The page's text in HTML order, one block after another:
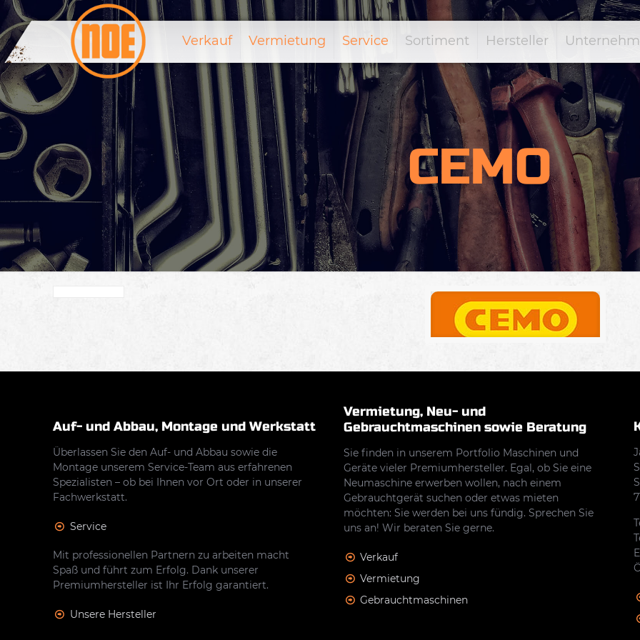
Verkauf Vermietung Service Sortiment Hersteller
CEMO
Auf- und Abbau, Montage und Werkstatt
Überlassen Sie den Auf- und Abbau sowie die
Montage unserem Service-Team aus erfahrenen
Spezialisten – ob bei Ihnen vor Ort oder in unserer
Fachwerkstatt.
Service
Mit professionellen Partnern zu arbeiten macht
Spaß und führt zum Erfolg. Dank unserer
Premiumhersteller ist Ihr Erfolg garantiert.
Unsere Hersteller
Vermietung, Neu- und
Gebrauchtmaschinen sowie Beratung
Sie finden in unserem Portfolio Maschinen und
Geräte vieler Premiumhersteller. Egal, ob Sie eine
Neumaschine erwerben wollen, nach einem
Gebrauchtgerät suchen oder etwas mieten
möchten: Sie werden bei uns fündig. Sprechen Sie
uns an! Wir beraten Sie gerne.
Verkauf
Vermietung
Gebrauchtmaschinen